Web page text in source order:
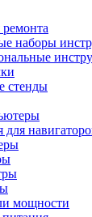
наборы
стенды
для
мощности